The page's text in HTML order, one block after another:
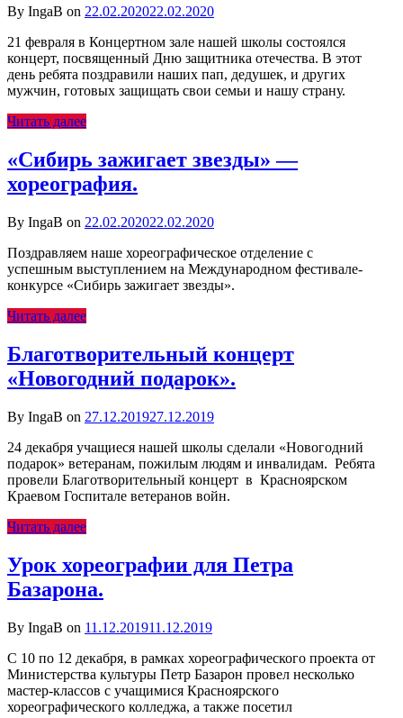
By IngaB on 22.02.202022.02.2020
21 февраля в Концертном зале нашей школы состоялся
концерт, посвященный Дню защитника отечества. В этот
день ребята поздравили наших пап, дедушек, и других
мужчин, готовых защищать свои семьи и нашу страну.
Читать далее
«Сибирь зажигает звезды» —
хореография.
By IngaB on 22.02.202022.02.2020
Поздравляем наше хореографическое отделение с
успешным выступлением на Международном фестивале-
конкурсе «Сибирь зажигает звезды».
Читать далее
Благотворительный концерт
«Новогодний подарок».
By IngaB on 27.12.201927.12.2019
24 декабря учащиеся нашей школы сделали «Новогодний
подарок» ветеранам, пожилым людям и инвалидам. Ребята
провели Благотворительный концерт в Красноярском
Краевом Госпитале ветеранов войн.
Читать далее
Урок хореографии для Петра
Базарона.
By IngaB on 11.12.201911.12.2019
С 10 по 12 декабря, в рамках хореографического проекта от
Министерства культуры Петр Базарон провел несколько
мастер-классов с учащимися Красноярского
хореографического колледжа, а также посетил